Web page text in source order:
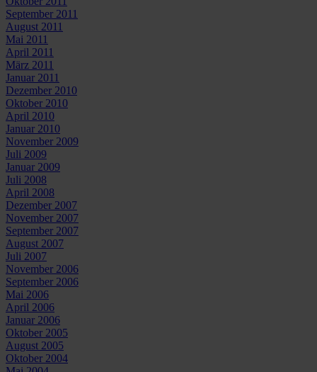
September 2011
August 2011
Mai 2011
April 2011
März 2011
Januar 2011
Dezember 2010
Oktober 2010
April 2010
Januar 2010
November 2009
Juli 2009
Januar 2009
Juli 2008
April 2008
Dezember 2007
November 2007
September 2007
August 2007
Juli 2007
November 2006
September 2006
Mai 2006
April 2006
Januar 2006
Oktober 2005
August 2005
Oktober 2004